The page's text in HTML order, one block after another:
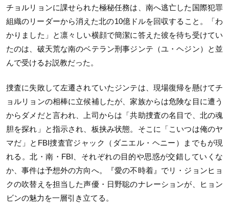
チョルリョンに課せられた極秘任務は、南へ逃亡した国際犯罪
組織のリーダーから消えた北の10億ドルを回収すること。「わ
かりました」と凛々しい横顔で簡潔に答えた彼を待ち受けてい
たのは、破天荒な南のベテラン刑事ジンテ（ユ・ヘジン）と並
んで受けるお説教だった。
捜査に失敗して左遷されていたジンテは、現場復帰を懸けてチ
ョルリョンの相棒に立候補したが、家族からは危険な目に遭う
からダメだと言われ、上司からは「共助捜査の名目で、北の魂
胆を探れ」と指示され、板挟み状態。そこに「こいつは俺のヤ
マだ」とFBI捜査官ジャック（ダニエル・ヘニー）までもが現
れる。北・南・FBI、それぞれの目的や思惑が交錯していくな
か、事件は予想外の方向へ。『愛の不時着』でリ・ジョンヒョ
クの吹替えを担当した声優・日野聡のナレーションが、ヒョン
ビンの魅力を一層引き立てる。